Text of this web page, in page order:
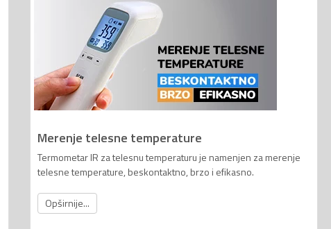
Merenje telesne temperature
Termometar IR za telesnu temperaturu je namenjen za merenje
telesne temperature, beskontaktno, brzo i efikasno.
Opširnije...